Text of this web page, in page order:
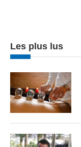
Les plus lus